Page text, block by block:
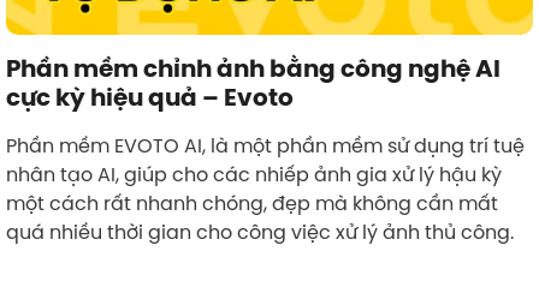
Phần mềm chỉnh ảnh bằng công nghệ AI
cực kỳ hiệu quả – Evoto
Phần mềm EVOTO AI, là một phần mềm sử dụng trí tuệ
nhân tạo AI, giúp cho các nhiếp ảnh gia xử lý hậu kỳ
một cách rất nhanh chóng, đẹp mà không cần mất
quá nhiều thời gian cho công việc xử lý ảnh thủ công.